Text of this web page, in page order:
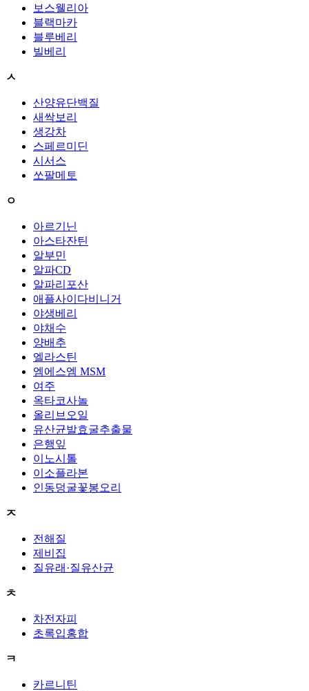
보스웰리아
블랙마카
블루베리
빌베리
ㅅ
산양유단백질
새싹보리
생강차
스페르미딘
시서스
쏘팔메토
ㅇ
아르기닌
아스타잔틴
알부민
알파CD
알파리포산
애플사이다비니거
야생베리
야채수
양배추
엘라스틴
엠에스엠 MSM
여주
옥타코사놀
올리브오일
유산균발효굴추출물
은행잎
이노시톨
이소플라본
인동덩굴꽃봉오리
ㅈ
전해질
제비집
질유래·질유산균
ㅊ
차전자피
초록입홍합
ㅋ
카르니틴